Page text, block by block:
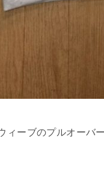
ィーブのプルオーバ